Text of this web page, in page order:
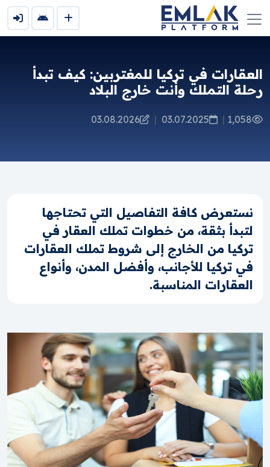
العقارات في تركيا للمغتربين: كيف تبدأ
رحلة التملك وأنت خارج البلاد
1,058
|
03.07.2025
|
03.08.2026
نستعرض كافة التفاصيل التي تحتاجها
لتبدأ بثقة، من خطوات تملك العقار في
تركيا من الخارج إلى شروط تملك العقارات
في تركيا للأجانب، وأفضل المدن، وأنواع
العقارات المناسبة.